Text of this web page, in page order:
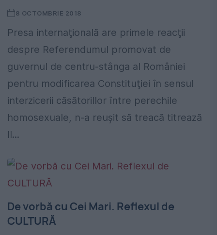
8 OCTOMBRIE 2018
Presa internaţională are primele reacţii
despre Referendumul promovat de
guvernul de centru-stânga al României
pentru modificarea Constituţiei în sensul
interzicerii căsătorillor între perechile
homosexuale, n-a reuşit să treacă titrează
Il...
De vorbă cu Cei Mari. Reflexul de
CULTURĂ